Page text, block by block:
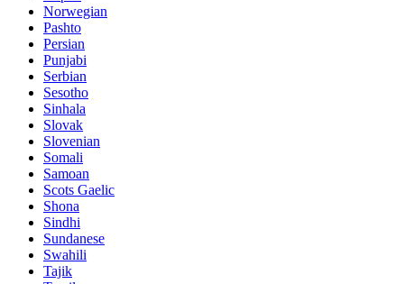
Norwegian
Pashto
Persian
Punjabi
Serbian
Sesotho
Sinhala
Slovak
Slovenian
Somali
Samoan
Scots Gaelic
Shona
Sindhi
Sundanese
Swahili
Tajik